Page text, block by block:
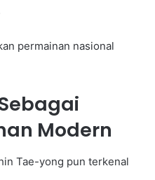
permainan nasional
Modern
Tae-yong pun terkenal